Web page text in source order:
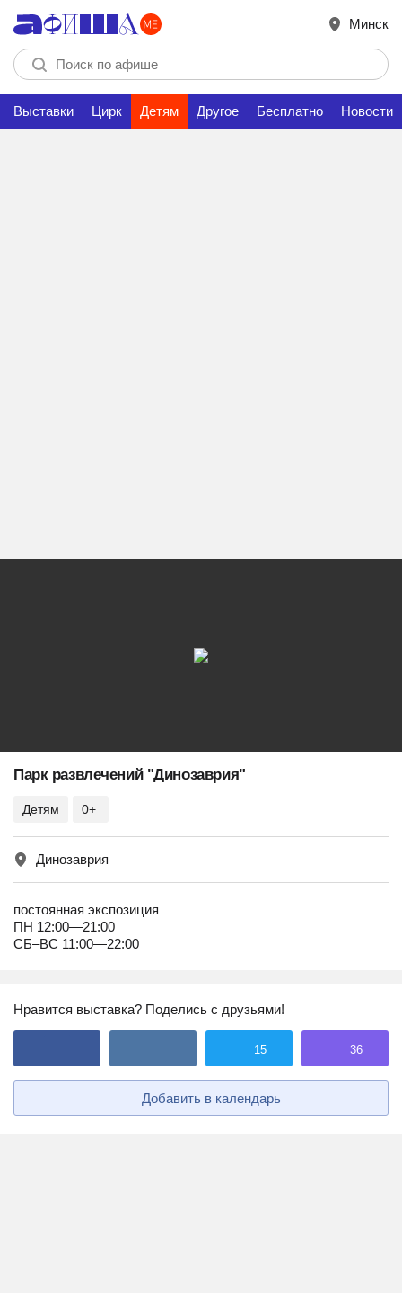
Минск
Выставки Цирк Детям Другое Бесплатно Новости
Парк развлечений "Динозаврия"
Детям 0+
Динозаврия
постоянная экспозиция
ПН 12:00—21:00
СБ–ВС 11:00—22:00
Нравится выставка? Поделись с друзьями!
15 36
Добавить в календарь